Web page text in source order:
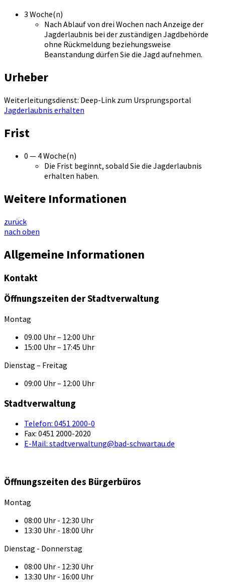
3 Woche(n)
Nach Ablauf von drei Wochen nach Anzeige der
Jagderlaubnis bei der zuständigen Jagdbehörde
ohne Rückmeldung beziehungsweise
Beanstandung dürfen Sie die Jagd aufnehmen.
Urheber
Weiterleitungsdienst: Deep-Link zum Ursprungsportal
Jagderlaubnis erhalten
Frist
0 — 4 Woche(n)
Die Frist beginnt, sobald Sie die Jagderlaubnis
erhalten haben.
Weitere Informationen
zurück
nach oben
Allgemeine Informationen
Kontakt
Öffnungszeiten der Stadtverwaltung
Montag
09.00 Uhr – 12:00 Uhr
15:00 Uhr – 17:45 Uhr
Dienstag – Freitag
09:00 Uhr – 12:00 Uhr
Stadtverwaltung
Telefon: 0451 2000-0
Fax: 0451 2000-2020
E-Mail: stadtverwaltung@bad-schwartau.de
Öffnungszeiten des Bürgerbüros
Montag
08:00 Uhr - 12:30 Uhr
13:30 Uhr - 18:00 Uhr
Dienstag - Donnerstag
08:00 Uhr - 12:30 Uhr
13:30 Uhr - 16:00 Uhr